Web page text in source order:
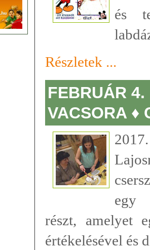
és
Részletek ...
FEBRUÁR
VACSORA ♦
egy
részt, amelyet
értékelésével és